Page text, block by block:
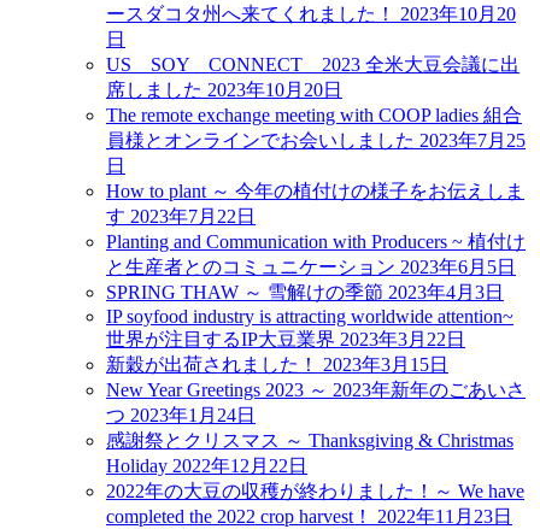
ースダコタ州へ来てくれました！
2023年10月20
日
US SOY CONNECT 2023 全米大豆会議に出
席しました 2023年10月20日
The remote exchange meeting with COOP ladies 組合
員様とオンラインでお会いしました 2023年7月25
日
How to plant ～ 今年の植付けの様子をお伝えしま
す 2023年7月22日
Planting and Communication with Producers ~ 植付け
と生産者とのコミュニケーション 2023年6月5日
SPRING THAW ～ 雪解けの季節 2023年4月3日
IP soyfood industry is attracting worldwide attention~
世界が注目するIP大豆業界 2023年3月22日
新穀が出荷されました！
2023年3月15日
New Year Greetings 2023 ～ 2023年新年のごあいさ
つ 2023年1月24日
感謝祭とクリスマス ～ Thanksgiving & Christmas
Holiday 2022年12月22日
2022年の大豆の収穫が終わりました！～ We have
completed the 2022 crop harvest！
2022年11月23日